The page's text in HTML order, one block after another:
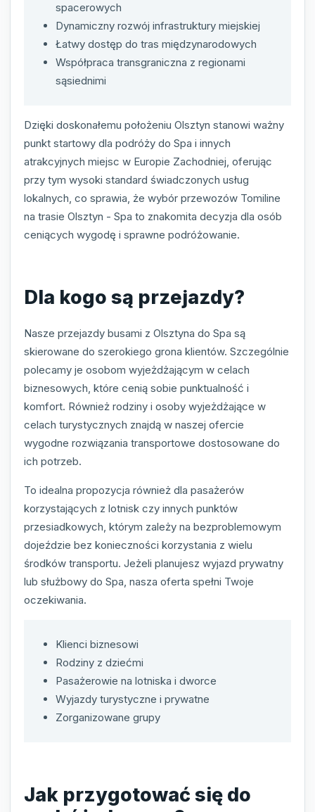
spacerowych
Dynamiczny rozwój infrastruktury miejskiej
Łatwy dostęp do tras międzynarodowych
Współpraca transgraniczna z regionami
sąsiednimi
Dzięki doskonałemu położeniu Olsztyn stanowi ważny
punkt startowy dla podróży do Spa i innych
atrakcyjnych miejsc w Europie Zachodniej, oferując
przy tym wysoki standard świadczonych usług
lokalnych, co sprawia, że wybór przewozów Tomiline
na trasie Olsztyn - Spa to znakomita decyzja dla osób
ceniących wygodę i sprawne podróżowanie.
Dla kogo są przejazdy?
Nasze przejazdy busami z Olsztyna do Spa są
skierowane do szerokiego grona klientów. Szczególnie
polecamy je osobom wyjeżdżającym w celach
biznesowych, które cenią sobie punktualność i
komfort. Również rodziny i osoby wyjeżdżające w
celach turystycznych znajdą w naszej ofercie
wygodne rozwiązania transportowe dostosowane do
ich potrzeb.
To idealna propozycja również dla pasażerów
korzystających z lotnisk czy innych punktów
przesiadkowych, którym zależy na bezproblemowym
dojeździe bez konieczności korzystania z wielu
środków transportu. Jeżeli planujesz wyjazd prywatny
lub służbowy do Spa, nasza oferta spełni Twoje
oczekiwania.
Klienci biznesowi
Rodziny z dziećmi
Pasażerowie na lotniska i dworce
Wyjazdy turystyczne i prywatne
Zorganizowane grupy
Jak przygotować się do